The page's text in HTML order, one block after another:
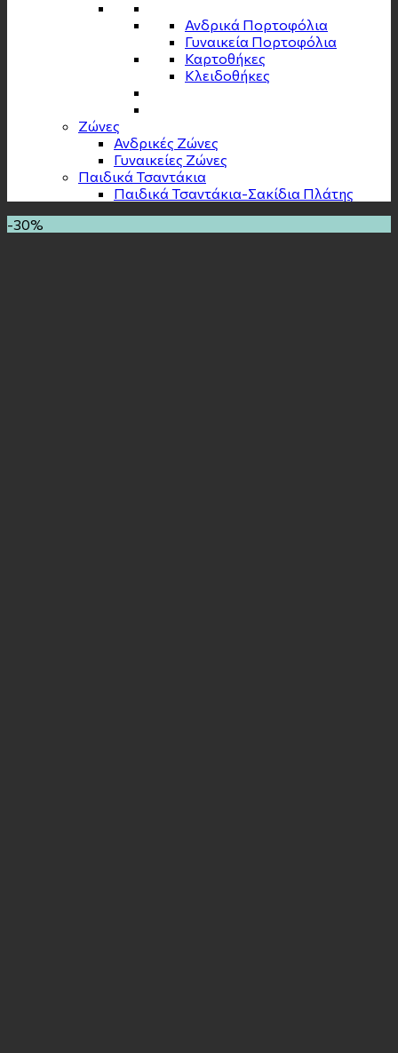
Ανδρικά Πορτοφόλια
Γυναικεία Πορτοφόλια
Καρτοθήκες
Κλειδοθήκες
Zώνες
Ανδρικές Ζώνες
Γυναικείες Ζώνες
Παιδικά Τσαντάκια
Παιδικά Τσαντάκια-Σακίδια Πλάτης
-30%